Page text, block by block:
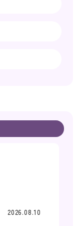
2026.08.10